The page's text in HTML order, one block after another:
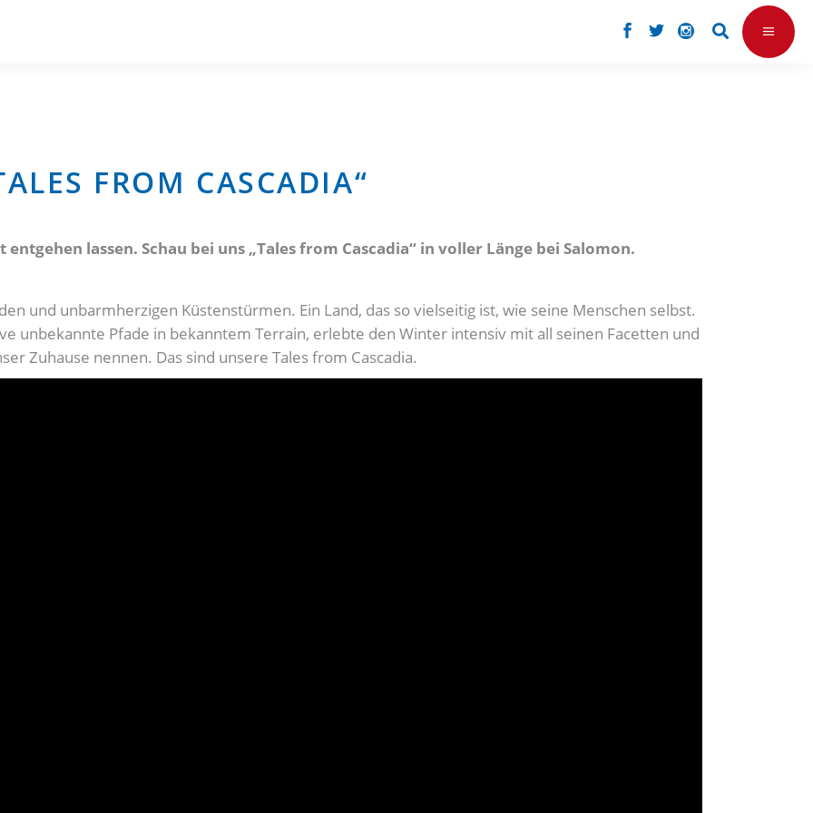
FROM CASCADIA“
lassen. Schau bei uns „Tales from Cascadia“ in voller Länge bei Salomon.
und unbarmherzigen Küstenstürmen. Ein Land, das so vielseitig ist, wie seine Menschen selbst.
unbekannte Pfade in bekanntem Terrain, erlebte den Winter intensiv mit all seinen Facetten und
Zuhause nennen. Das sind unsere Tales from Cascadia.